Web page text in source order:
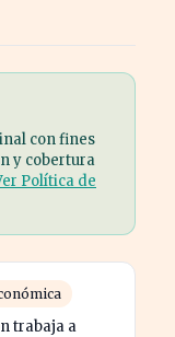
con fines
y cobertura
Política de
trabaja a